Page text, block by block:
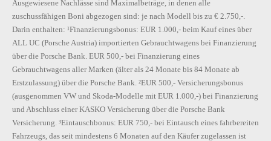
Ausgewiesene Nachlässe sind Maximalbeträge, in denen alle
zuschussfähigen Boni abgezogen sind: je nach Modell bis zu € 2.750,-.
Darin enthalten: ¹Finanzierungsbonus: EUR 1.000,- beim Kauf eines über
ALL UC (Porsche Austria) importierten Gebrauchtwagens bei Finanzierung
über die Porsche Bank. EUR 500,- bei Finanzierung eines
Gebrauchtwagens aller Marken (älter als 24 Monate bis 84 Monate ab
Erstzulassung) über die Porsche Bank. ²EUR 500,- Versicherungsbonus
(ausgenommen VW und Skoda-Modelle mit EUR 1.000,-) bei Finanzierung
und Abschluss einer KASKO Versicherung über die Porsche Bank
Versicherung. ³Eintauschbonus: EUR 750,- bei Eintausch eines fahrbereiten
Fahrzeugs, das seit mindestens 6 Monaten auf den Käufer zugelassen ist